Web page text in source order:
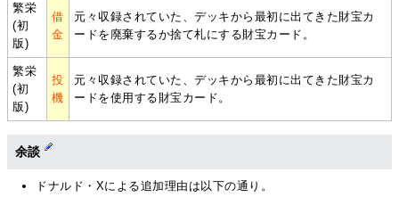
繁栄
(初
版)
借
金
元々収録されていた、デッキから最初に出てきた財宝カ
ードを廃棄するか捨て札にする財宝カード。
繁栄
(初
版)
投
機
元々収録されていた、デッキから最初に出てきた財宝カ
ードを使用する財宝カード。
余談
ドナルド・Xによる追加理由は以下の通り。